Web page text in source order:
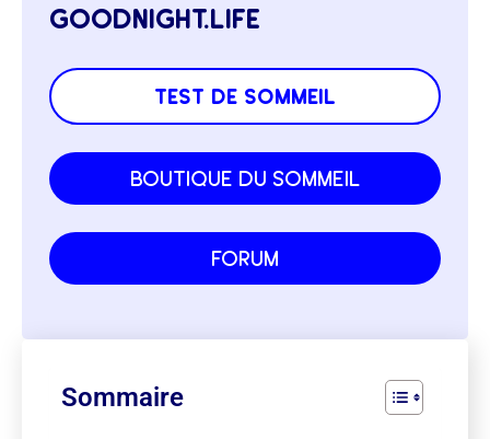
goodnight.life
test de sommeil
boutique du sommeil
forum
Sommaire